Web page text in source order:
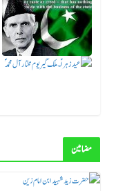
مضامین